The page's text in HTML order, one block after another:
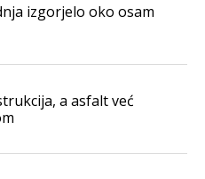
izgorjelo oko osam
a asfalt već